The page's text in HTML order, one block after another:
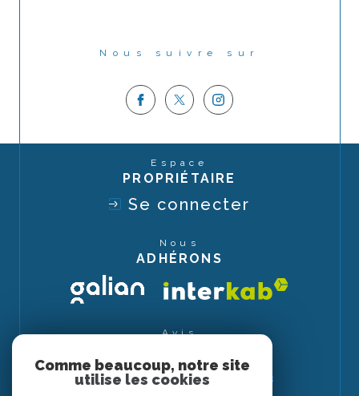
Nous suivre sur
Espace
PROPRIÉTAIRE
Se connecter
Nous
ADHÉRONS
Avis
Comme beaucoup, notre site
utilise les cookies